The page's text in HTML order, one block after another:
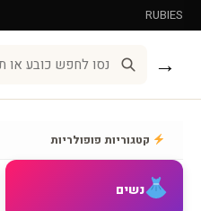
RUBIES
צור קשר
שאלות נפוצות
→
קטגוריות פופולריות
נשים